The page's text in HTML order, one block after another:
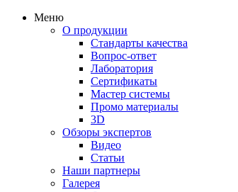
Меню
О продукции
Стандарты качества
Вопрос-ответ
Лаборатория
Сертификаты
Мастер системы
Промо материалы
3D
Обзоры экспертов
Видео
Статьи
Наши партнеры
Галерея